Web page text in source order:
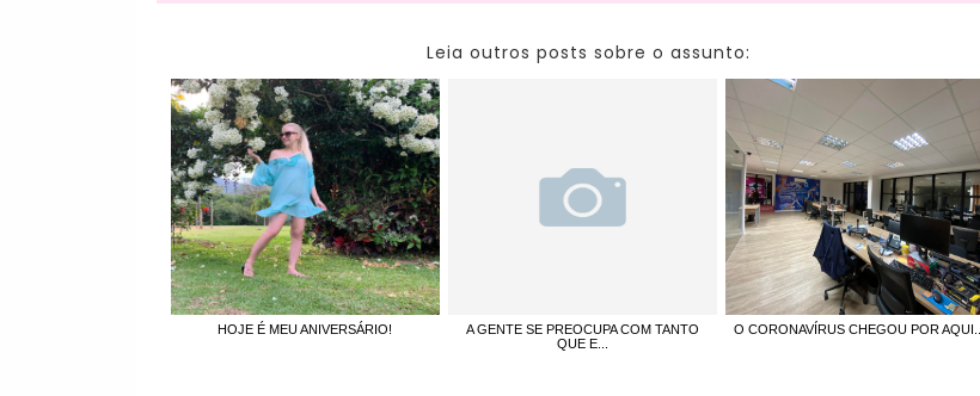
Leia outros posts sobre o assunto:
HOJE É MEU ANIVERSÁRIO!
A GENTE SE PREOCUPA COM TANTO
QUE E...
O CORONAVÍRUS CHEGOU POR AQUI...